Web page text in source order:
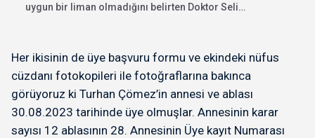
uygun bir liman olmadığını belirten Doktor Selim
Her ikisinin de üye başvuru formu ve ekindeki nüfus
cüzdanı fotokopileri ile fotoğraflarına bakınca
görüyoruz ki Turhan Çömez’in annesi ve ablası
30.08.2023 tarihinde üye olmuşlar. Annesinin karar
sayısı 12 ablasının 28. Annesinin Üye kayıt Numarası